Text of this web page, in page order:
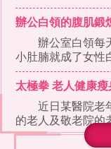
辦公白領的腹肌鍛
辦公室白領每天
小肚腩就成了女性
太極拳 老人健康瘦
近日某醫院老年
的老人及敬老院的